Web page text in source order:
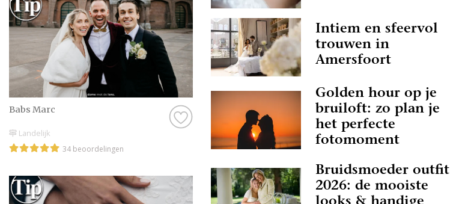
Babs Marc
Landelijk
34 beoordelingen
Intiem en sfeervol
trouwen in
Amersfoort
Golden hour op je
bruiloft: zo plan je
het perfecte
fotomoment
Bruidsmoeder outfit
2026: de mooiste